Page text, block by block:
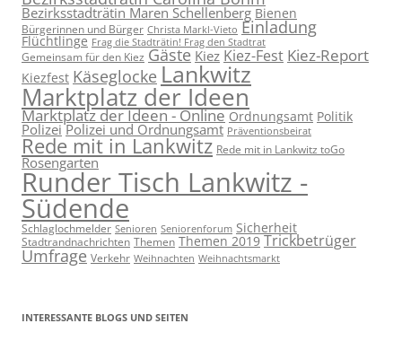
Bezirksstadträtin Maren Schellenberg Bienen
Bürgerinnen und Bürger Christa Markl-Vieto Einladung
Flüchtlinge Frag die Stadträtin! Frag den Stadtrat
Gemeinsam für den Kiez Gäste Kiez Kiez-Fest Kiez-Report
Kiezfest Käseglocke Lankwitz
Marktplatz der Ideen
Marktplatz der Ideen - Online Ordnungsamt Politik
Polizei Polizei und Ordnungsamt Präventionsbeirat
Rede mit in Lankwitz Rede mit in Lankwitz toGo
Rosengarten
Runder Tisch Lankwitz -
Südende
Schlaglochmelder Senioren Seniorenforum Sicherheit
Stadtrandnachrichten Themen Themen 2019 Trickbetrüger
Umfrage Verkehr Weihnachten Weihnachtsmarkt
INTERESSANTE BLOGS UND SEITEN